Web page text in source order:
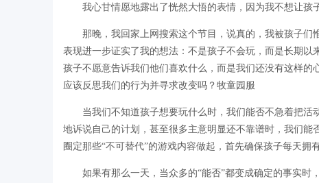
我心甘情愿地露出了恍然大悟的表情，因为我不想让孩
那晚，我回家上网搜索这个节目，说真的，我被孩子
表现进一步证实了我的想法：不是孩子不会玩，而是长期
孩子不愿意告诉我们他们喜欢什么，而是我们还没有这样
应该反思我们的行为并寻求改变吗？牧童园服
当我们不知道孩子想要玩什么时，我们能否不急着把
地诉说自己的计划，甚至很多主意明显还不靠谱时，我们
圈定那些“不可替代”的游戏内容做起，首先确保孩子每天
如果有那么一天，当众多的“能否”都变成确定的事实